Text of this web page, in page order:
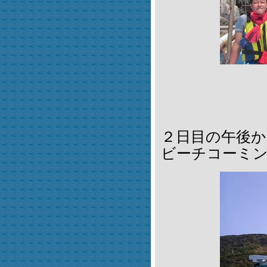
２日目の午後
ビーチコーミ